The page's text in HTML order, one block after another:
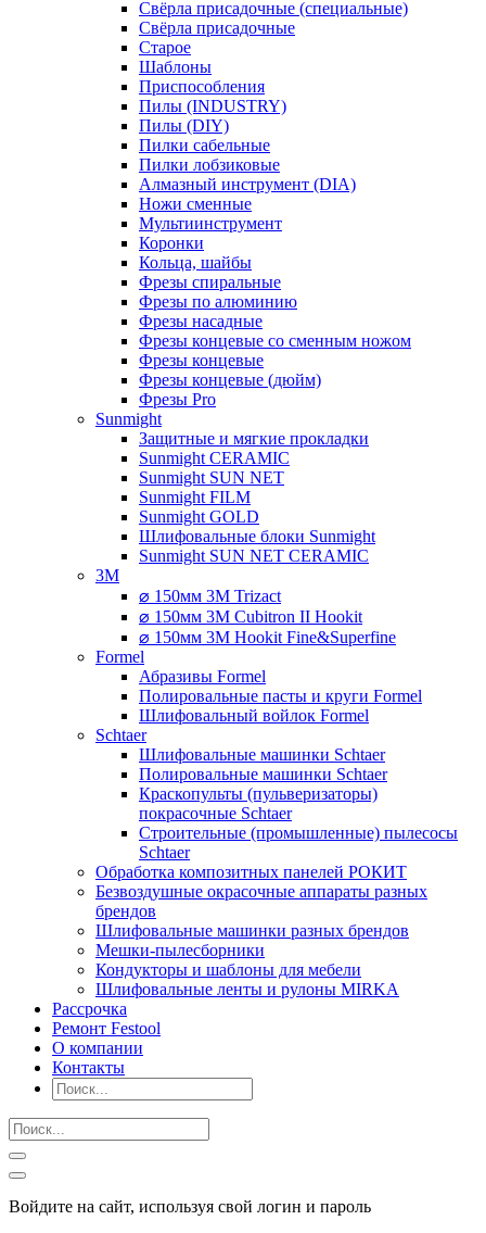
Свёрла присадочные (специальные)
Свёрла присадочные
Старое
Шаблоны
Приспособления
Пилы (INDUSTRY)
Пилы (DIY)
Пилки сабельные
Пилки лобзиковые
Алмазный инструмент (DIA)
Ножи сменные
Мультиинструмент
Коронки
Кольца, шайбы
Фрезы спиральные
Фрезы по алюминию
Фрезы насадные
Фрезы концевые со сменным ножом
Фрезы концевые
Фрезы концевые (дюйм)
Фрезы Pro
Sunmight
Защитные и мягкие прокладки
Sunmight CERAMIC
Sunmight SUN NET
Sunmight FILM
Sunmight GOLD
Шлифовальные блоки Sunmight
Sunmight SUN NET CERAMIC
3M
⌀ 150мм 3M Trizact
⌀ 150мм 3M Cubitron II Hookit
⌀ 150мм 3M Hookit Fine&Superfine
Formel
Абразивы Formel
Полировальные пасты и круги Formel
Шлифовальный войлок Formel
Schtaer
Шлифовальные машинки Schtaer
Полировальные машинки Schtaer
Краскопульты (пульверизаторы)
покрасочные Schtaer
Строительные (промышленные) пылесосы
Schtaer
Обработка композитных панелей РОКИТ
Безвоздушные окрасочные аппараты разных
брендов
Шлифовальные машинки разных брендов
Мешки-пылесборники
Кондукторы и шаблоны для мебели
Шлифовальные ленты и рулоны MIRKA
Рассрочка
Ремонт Festool
О компании
Контакты
Войдите на сайт, используя свой логин и пароль